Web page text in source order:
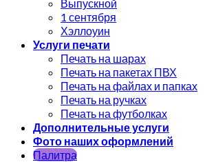
Выпускной
1 сентября
Хэллоуин
Услуги печати
Печать на шарах
Печать на пакетах ПВХ
Печать на файлах и папках
Печать на ручках
Печать на футболках
Дополнительные услуги
Фото наших оформлений
Палитра